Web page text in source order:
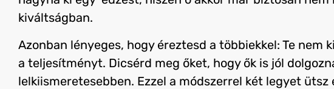
kiváltságban.
Azonban lényeges, hogy éreztesd a többiekkel: Te nem
a teljesítményt. Dicsérd meg őket, hogy ők is jól
lelkiismeretesebben. Ezzel a módszerrel két legyet ütsz